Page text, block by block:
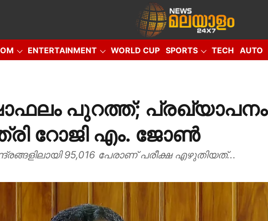
ENTERTAINMENT WORLD CUP SPORTS TECH AUTO
പുറത്ത്; പ്രഖ്യാപനം
റോജി എം. ജോൺ
95,016 പേരാണ് പരീക്ഷ എഴുതിയത്...